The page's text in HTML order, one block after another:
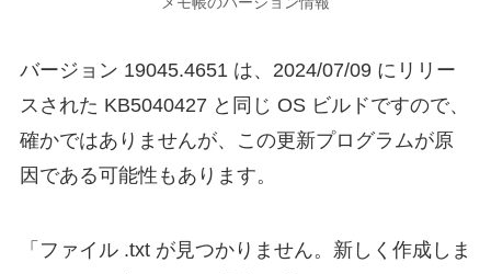
バージョン 19045.4651 は、2024/07/09 にリリー
スされた KB5040427 と同じ OS ビルドですので、
確かではありませんが、この更新プログラムが原
因である可能性もあります。
「ファイル .txt が見つかりません。新しく作成しま